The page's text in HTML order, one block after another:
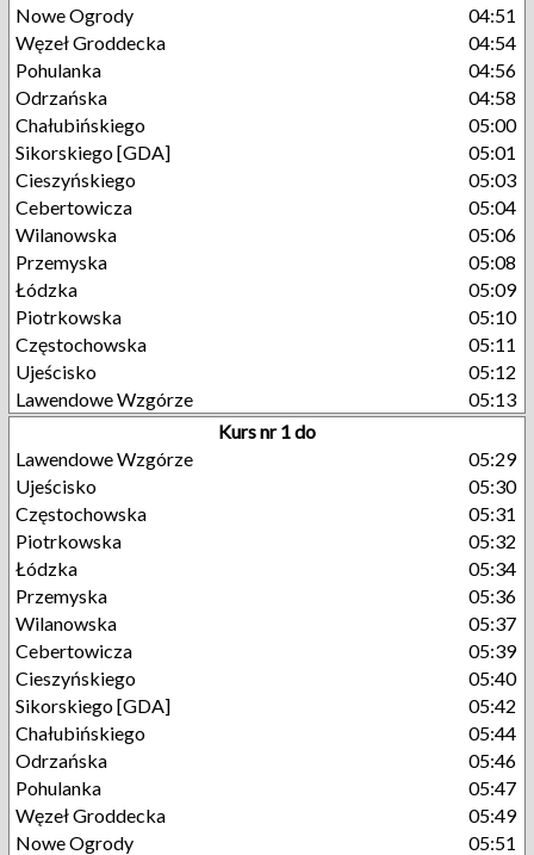
Nowe Ogrody
04:51
Węzeł Groddecka
04:54
Pohulanka
04:56
Odrzańska
04:58
Chałubińskiego
05:00
Sikorskiego [GDA]
05:01
Cieszyńskiego
05:03
Cebertowicza
05:04
Wilanowska
05:06
Przemyska
05:08
Łódzka
05:09
Piotrkowska
05:10
Częstochowska
05:11
Ujeścisko
05:12
Lawendowe Wzgórze
05:13
Kurs nr 1 do
Lawendowe Wzgórze
05:29
Ujeścisko
05:30
Częstochowska
05:31
Piotrkowska
05:32
Łódzka
05:34
Przemyska
05:36
Wilanowska
05:37
Cebertowicza
05:39
Cieszyńskiego
05:40
Sikorskiego [GDA]
05:42
Chałubińskiego
05:44
Odrzańska
05:46
Pohulanka
05:47
Węzeł Groddecka
05:49
Nowe Ogrody
05:51